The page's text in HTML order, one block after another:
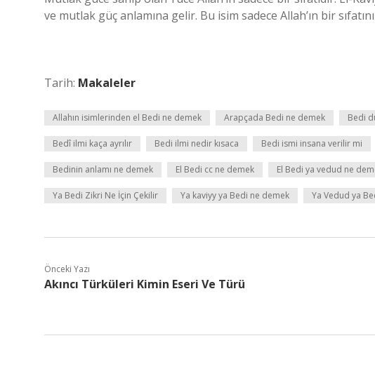
ve mutlak güç anlamına gelir. Bu isim sadece Allah’ın bir
Tarih: Makaleler
Allahın isimlerinden el Bedi ne demek Arapçada Bedi ne demek Bedi
Bedî ilmi kaça ayrılır Bedi ilmi nedir kısaca Bedi ismi insana verilir mi
Bedinin anlamı ne demek El Bedi cc ne demek El Bedi ya vedud ne
Ya Bedi Zikri Ne İçin Çekilir Ya kaviyy ya Bedi ne demek Ya Vedud ya
Önceki Yazı
Akıncı Türküleri Kimin Eseri Ve Türü